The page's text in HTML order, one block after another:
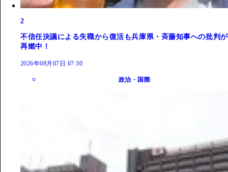
2
不信任決議による失職から復活も兵庫県・斉藤知事への批判が
再燃中！
2026年08月07日 07:30
政治・国際